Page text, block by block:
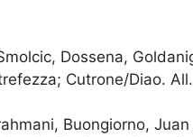
Dossena,
Cutrone/Diao.
Buongiorno,